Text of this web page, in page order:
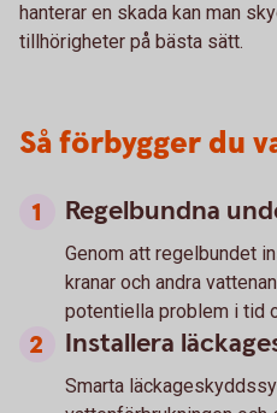
hanterar en skada kan man
tillhörigheter på bästa sätt.
Så förbygger du
Regelbundna
Genom att regelbundet
kranar och andra
potentiella problem i tid
Installera
Smarta